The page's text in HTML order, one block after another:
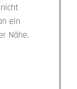
ein
Nähe.